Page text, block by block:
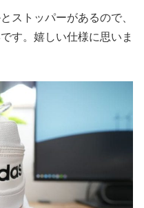
ストッパーがあるので、
す。嬉しい仕様に思いま